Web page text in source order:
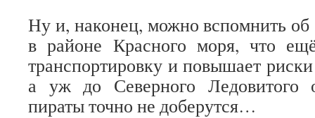
Ну и, наконец, можно вспомнить об
в районе Красного моря, что
транспортировку и повышает
а уж до Северного Ледовитого
пираты точно не доберутся…